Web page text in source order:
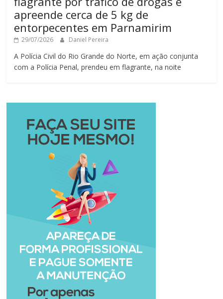
apreende cerca de 5 kg de
entorpecentes em Parnamirim
29/07/2026 Daniel Pereira
A Polícia Civil do Rio Grande do Norte, em ação conjunta
com a Polícia Penal, prendeu em flagrante, na noite